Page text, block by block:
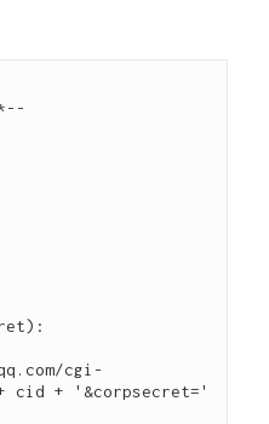
cgi-
cid + '&corpsecret='